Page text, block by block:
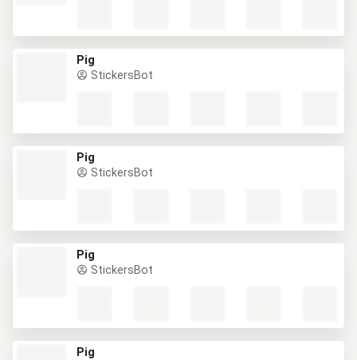
Pig
StickersBot
Pig
StickersBot
Pig
StickersBot
Pig